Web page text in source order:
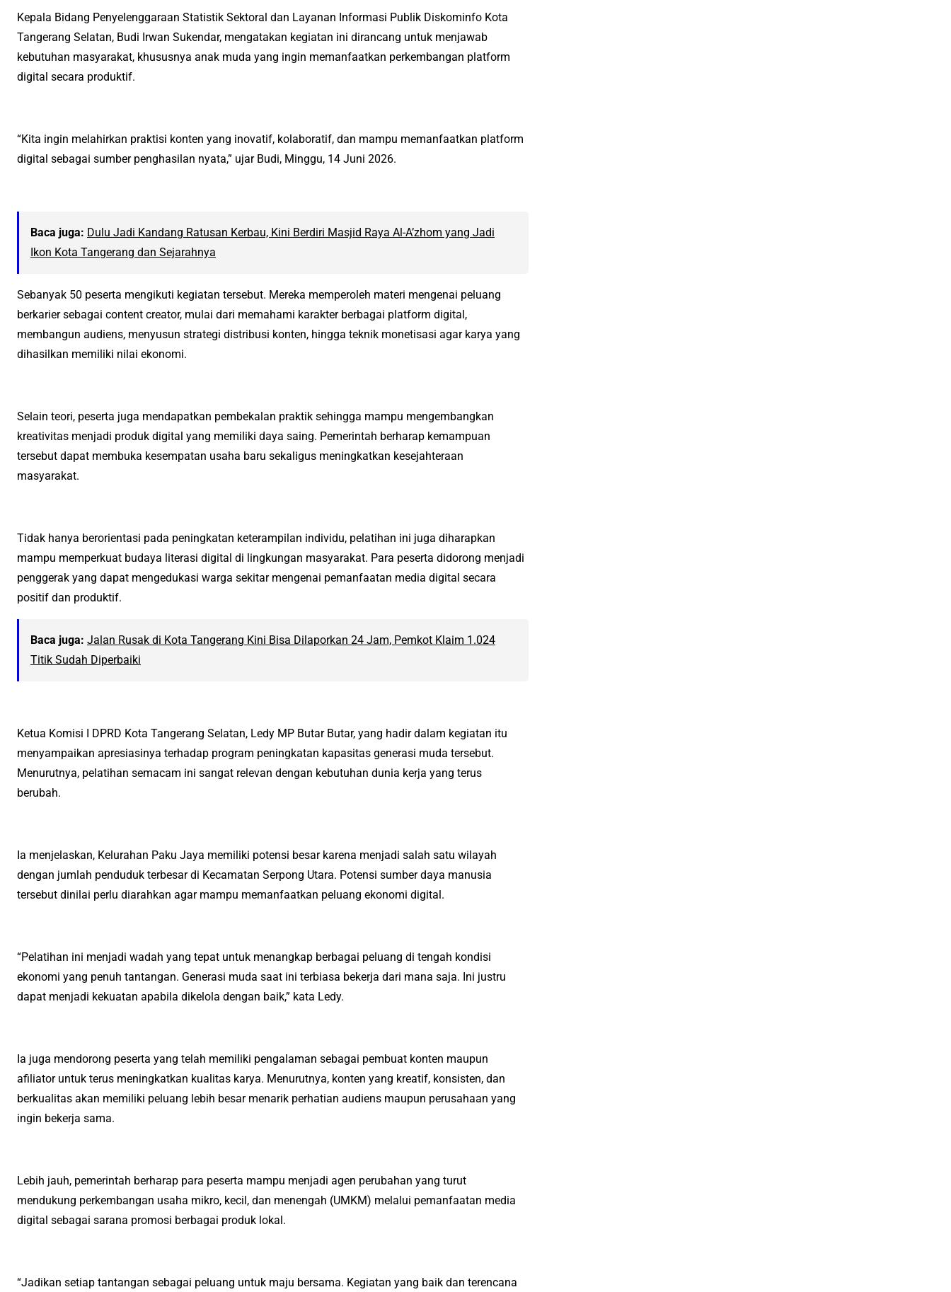
Kepala Bidang Penyelenggaraan Statistik Sektoral dan Layanan Informasi Publik Diskominfo Kota
Tangerang Selatan, Budi Irwan Sukendar, mengatakan kegiatan ini dirancang untuk menjawab
kebutuhan masyarakat, khususnya anak muda yang ingin memanfaatkan perkembangan platform
digital secara produktif.
“Kita ingin melahirkan praktisi konten yang inovatif, kolaboratif, dan mampu memanfaatkan platform
digital sebagai sumber penghasilan nyata,” ujar Budi, Minggu, 14 Juni 2026.
Baca juga: Dulu Jadi Kandang Ratusan Kerbau, Kini Berdiri Masjid Raya Al-A’zhom yang Jadi
Ikon Kota Tangerang dan Sejarahnya
Sebanyak 50 peserta mengikuti kegiatan tersebut. Mereka memperoleh materi mengenai peluang
berkarier sebagai content creator, mulai dari memahami karakter berbagai platform digital,
membangun audiens, menyusun strategi distribusi konten, hingga teknik monetisasi agar karya yang
dihasilkan memiliki nilai ekonomi.
Selain teori, peserta juga mendapatkan pembekalan praktik sehingga mampu mengembangkan
kreativitas menjadi produk digital yang memiliki daya saing. Pemerintah berharap kemampuan
tersebut dapat membuka kesempatan usaha baru sekaligus meningkatkan kesejahteraan
masyarakat.
Tidak hanya berorientasi pada peningkatan keterampilan individu, pelatihan ini juga diharapkan
mampu memperkuat budaya literasi digital di lingkungan masyarakat. Para peserta didorong menjadi
penggerak yang dapat mengedukasi warga sekitar mengenai pemanfaatan media digital secara
positif dan produktif.
Baca juga: Jalan Rusak di Kota Tangerang Kini Bisa Dilaporkan 24 Jam, Pemkot Klaim 1.024
Titik Sudah Diperbaiki
Ketua Komisi I DPRD Kota Tangerang Selatan, Ledy MP Butar Butar, yang hadir dalam kegiatan itu
menyampaikan apresiasinya terhadap program peningkatan kapasitas generasi muda tersebut.
Menurutnya, pelatihan semacam ini sangat relevan dengan kebutuhan dunia kerja yang terus
berubah.
Ia menjelaskan, Kelurahan Paku Jaya memiliki potensi besar karena menjadi salah satu wilayah
dengan jumlah penduduk terbesar di Kecamatan Serpong Utara. Potensi sumber daya manusia
tersebut dinilai perlu diarahkan agar mampu memanfaatkan peluang ekonomi digital.
“Pelatihan ini menjadi wadah yang tepat untuk menangkap berbagai peluang di tengah kondisi
ekonomi yang penuh tantangan. Generasi muda saat ini terbiasa bekerja dari mana saja. Ini justru
dapat menjadi kekuatan apabila dikelola dengan baik,” kata Ledy.
Ia juga mendorong peserta yang telah memiliki pengalaman sebagai pembuat konten maupun
afiliator untuk terus meningkatkan kualitas karya. Menurutnya, konten yang kreatif, konsisten, dan
berkualitas akan memiliki peluang lebih besar menarik perhatian audiens maupun perusahaan yang
ingin bekerja sama.
Lebih jauh, pemerintah berharap para peserta mampu menjadi agen perubahan yang turut
mendukung perkembangan usaha mikro, kecil, dan menengah (UMKM) melalui pemanfaatan media
digital sebagai sarana promosi berbagai produk lokal.
“Jadikan setiap tantangan sebagai peluang untuk maju bersama. Kegiatan yang baik dan terencana